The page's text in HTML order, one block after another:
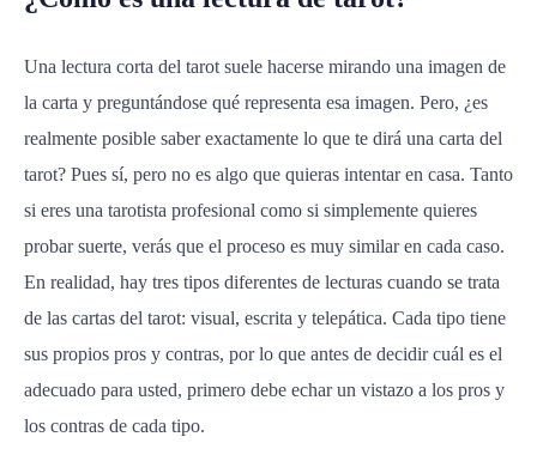
Una lectura corta del tarot suele hacerse mirando una imagen de
la carta y preguntándose qué representa esa imagen. Pero, ¿es
realmente posible saber exactamente lo que te dirá una carta del
tarot? Pues sí, pero no es algo que quieras intentar en casa. Tanto
si eres una tarotista profesional como si simplemente quieres
probar suerte, verás que el proceso es muy similar en cada caso.
En realidad, hay tres tipos diferentes de lecturas cuando se trata
de las cartas del tarot: visual, escrita y telepática. Cada tipo tiene
sus propios pros y contras, por lo que antes de decidir cuál es el
adecuado para usted, primero debe echar un vistazo a los pros y
los contras de cada tipo.